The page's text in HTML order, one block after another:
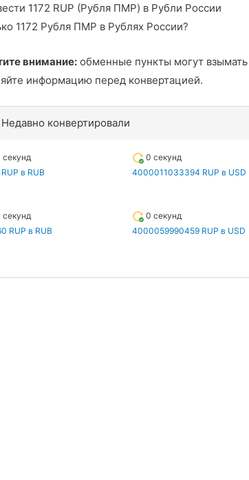
1172 RUP (Рубля ПМР) в Рубли России
1172 Рубля ПМР в Рублях России?
внимание: обменные пункты могут
информацию перед конвертацией.
Недавно конвертировали
секунд
в RUB
0 секунд
4000011033394 RUP в USD
секунд
RUP в RUB
0 секунд
4000059990459 RUP в USD